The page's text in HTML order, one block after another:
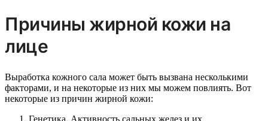
Причины жирной кожи на
лице
Выработка кожного сала может быть вызвана несколькими
факторами, и на некоторые из них мы можем повлиять. Вот
некоторые из причин жирной кожи: